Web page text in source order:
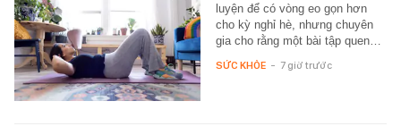
luyện để có vòng eo gọn hơn
cho kỳ nghỉ hè, nhưng chuyên
gia cho rằng một bài tập quen…
SỨC KHỎE - 7 giờ trước